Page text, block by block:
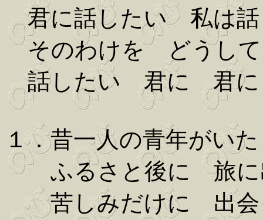
君に話したい 私は話
そのわけを どうし
話したい 君に 君
１．昔一人の青年がいた
ふるさと後に 旅に
苦しみだけに 出会